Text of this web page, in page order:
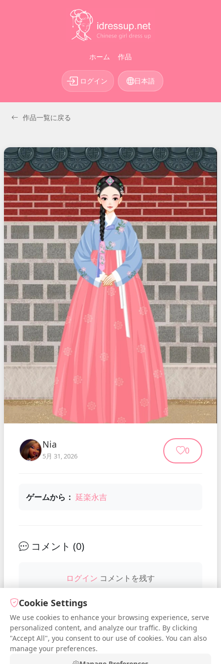
ホーム 作品
ログイン 日本語
作品一覧に戻る
Nia
5月 31, 2026 0
ゲームから： 延楽永吉
コメント (0)
ログイン コメントを残す
No comments yet. Be the first to
comment!
Cookie Settings
We use cookies to enhance your browsing experience, serve
personalized content, and analyze our traffic. By clicking
"Accept All", you consent to our use of cookies. You can also
manage your preferences.